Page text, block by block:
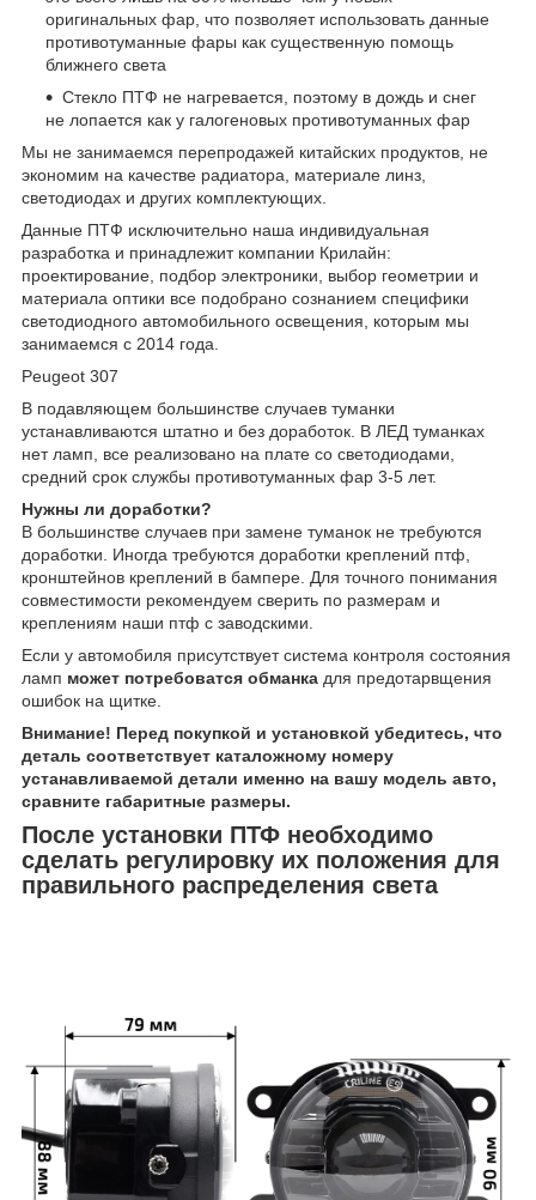
оригинальных фар, что позволяет использовать данные
противотуманные фары как существенную помощь
ближнего света
Стекло ПТФ не нагревается, поэтому в дождь и снег
не лопается как у галогеновых противотуманных фар
Мы не занимаемся перепродажей китайских продуктов, не
экономим на качестве радиатора, материале линз,
светодиодах и других комплектующих.
Данные ПТФ исключительно наша индивидуальная
разработка и принадлежит компании Крилайн:
проектирование, подбор электроники, выбор геометрии и
материала оптики все подобрано сознанием специфики
светодиодного автомобильного освещения, которым мы
занимаемся с 2014 года.
Peugeot 307
В подавляющем большинстве случаев туманки
устанавливаются штатно и без доработок. В ЛЕД туманках
нет ламп, все реализовано на плате со светодиодами,
средний срок службы противотуманных фар 3-5 лет.
Нужны ли доработки?
В большинстве случаев при замене туманок не требуются
доработки. Иногда требуются доработки креплений птф,
кронштейнов креплений в бампере. Для точного понимания
совместимости рекомендуем сверить по размерам и
креплениям наши птф с заводскими.
Если у автомобиля присутствует система контроля состояния
ламп может потребоватся обманка для предотарвщения
ошибок на щитке.
Внимание! Перед покупкой и установкой убедитесь, что
деталь соответствует каталожному номеру
устанавливаемой детали именно на вашу модель авто,
сравните габаритные размеры.
После установки ПТФ необходимо
сделать регулировку их положения для
правильного распределения света